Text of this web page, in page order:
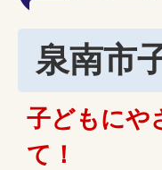
泉南市
子どもに
て！